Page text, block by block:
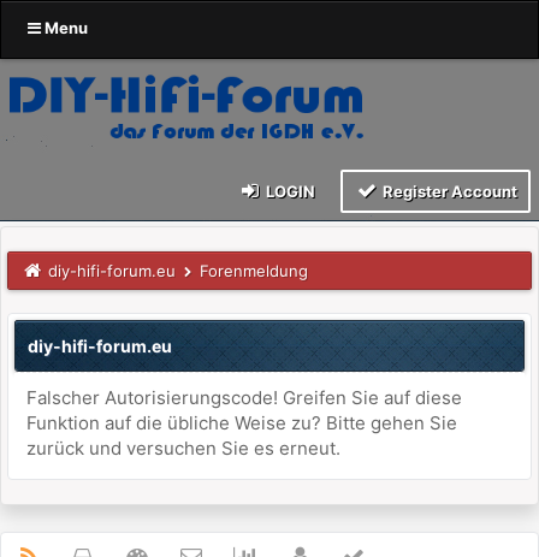
Menu
LOGIN Register Account
diy-hifi-forum.eu Forenmeldung
diy-hifi-forum.eu
Falscher Autorisierungscode! Greifen Sie auf diese
Funktion auf die übliche Weise zu? Bitte gehen Sie
zurück und versuchen Sie es erneut.